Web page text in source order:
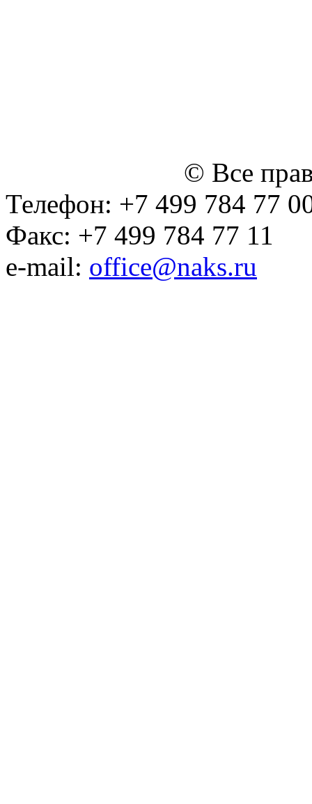
© Все
Телефон: +7 499 784 77
Факс: +7 499 784 77 11
e-mail: office@naks.ru